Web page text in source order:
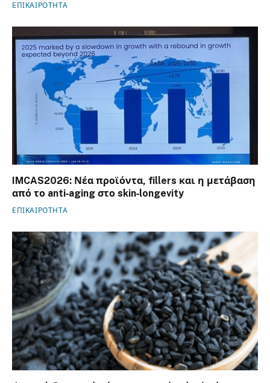
ΕΠΙΚΑΙΡΟΤΗΤΑ
IMCAS2026: Νέα προϊόντα, fillers και η μετάβαση
από το anti‑aging στο skin‑longevity
ΕΠΙΚΑΙΡΟΤΗΤΑ